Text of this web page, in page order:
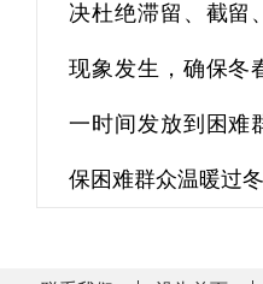
决杜绝滞留、截留
现象发生，确保冬
一时间发放到困难
保困难群众温暖过